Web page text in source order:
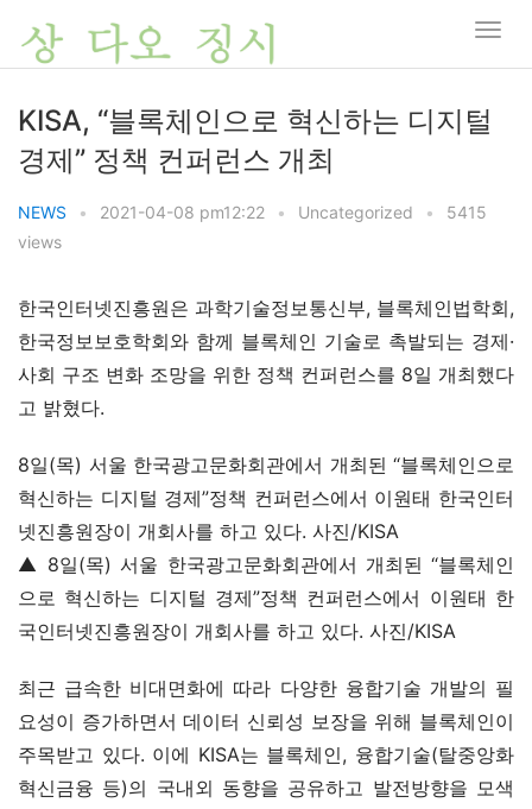
KISA, “블록체인으로 혁신하는 디지털
경제” 정책 컨퍼런스 개최
NEWS • 2021-04-08 pm12:22 • Uncategorized •
5415
views
한국인터넷진흥원은 과학기술정보통신부, 블록체인법학회,
한국정보보호학회와 함께 블록체인 기술로 촉발되는 경제·
사회 구조 변화 조망을 위한 정책 컨퍼런스를 8일 개최했다
고 밝혔다.
8일(목) 서울 한국광고문화회관에서 개최된 “블록체인으로
혁신하는 디지털 경제”정책 컨퍼런스에서 이원태 한국인터
넷진흥원장이 개회사를 하고 있다. 사진/KISA
▲ 8일(목) 서울 한국광고문화회관에서 개최된 “블록체인
으로 혁신하는 디지털 경제”정책 컨퍼런스에서 이원태 한
국인터넷진흥원장이 개회사를 하고 있다. 사진/KISA
최근 급속한 비대면화에 따라 다양한 융합기술 개발의 필
요성이 증가하면서 데이터 신뢰성 보장을 위해 블록체인이
주목받고 있다. 이에 KISA는 블록체인, 융합기술(탈중앙화
혁신금융 등)의 국내외 동향을 공유하고 발전방향을 모색